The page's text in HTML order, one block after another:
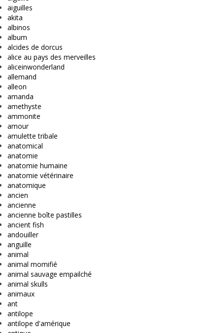
aiguilles
akita
albinos
album
alcides de dorcus
alice au pays des merveilles
aliceinwonderland
allemand
alleon
amanda
amethyste
ammonite
amour
amulette tribale
anatomical
anatomie
anatomie humaine
anatomie vétérinaire
anatomique
ancien
ancienne
ancienne boîte pastilles
ancient fish
andouiller
anguille
animal
animal momifié
animal sauvage empailché
animal skulls
animaux
ant
antilope
antilope d'amérique